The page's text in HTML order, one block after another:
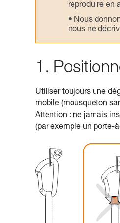
reproduire en
Nous
nous ne
1.
Utiliser toujours une
mobile (mousqueton
Attention : ne jamais
(par exemple un porte-